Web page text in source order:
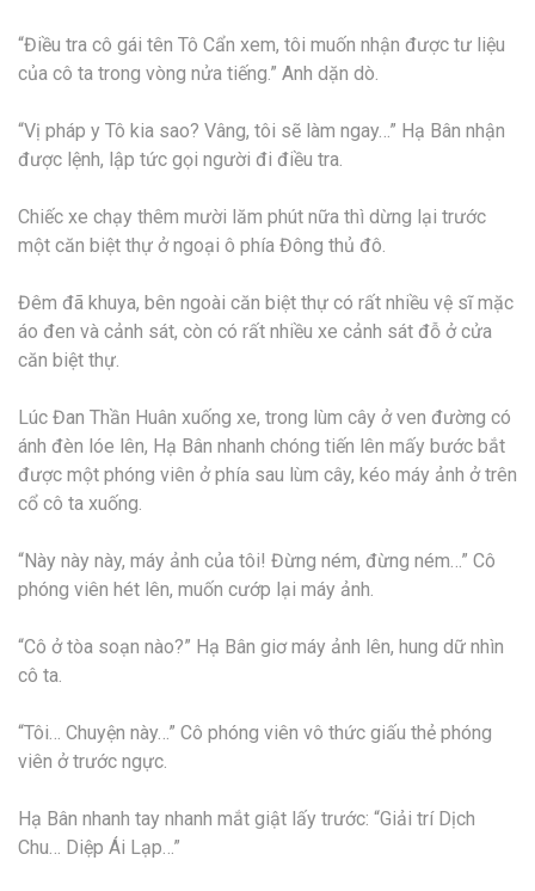
“Điều tra cô gái tên Tô Cẩn xem, tôi muốn nhận được tư liệu
của cô ta trong vòng nửa tiếng.” Anh dặn dò.
“Vị pháp y Tô kia sao? Vâng, tôi sẽ làm ngay…” Hạ Bân nhận
được lệnh, lập tức gọi người đi điều tra.
Chiếc xe chạy thêm mười lăm phút nữa thì dừng lại trước
một căn biệt thự ở ngoại ô phía Đông thủ đô.
Đêm đã khuya, bên ngoài căn biệt thự có rất nhiều vệ sĩ mặc
áo đen và cảnh sát, còn có rất nhiều xe cảnh sát đỗ ở cửa
căn biệt thự.
Lúc Đan Thần Huân xuống xe, trong lùm cây ở ven đường có
ánh đèn lóe lên, Hạ Bân nhanh chóng tiến lên mấy bước bắt
được một phóng viên ở phía sau lùm cây, kéo máy ảnh ở trên
cổ cô ta xuống.
“Này này này, máy ảnh của tôi! Đừng ném, đừng ném…” Cô
phóng viên hét lên, muốn cướp lại máy ảnh.
“Cô ở tòa soạn nào?” Hạ Bân giơ máy ảnh lên, hung dữ nhìn
cô ta.
“Tôi… Chuyện này…” Cô phóng viên vô thức giấu thẻ phóng
viên ở trước ngực.
Hạ Bân nhanh tay nhanh mắt giật lấy trước: “Giải trí Dịch
Chu… Diệp Ái Lạp…”